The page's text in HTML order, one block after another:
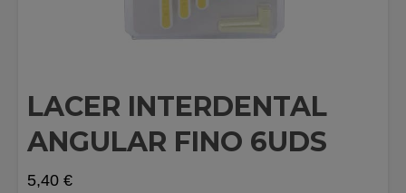
LACER INTERDENTAL
ANGULAR FINO 6UDS
5,40 €